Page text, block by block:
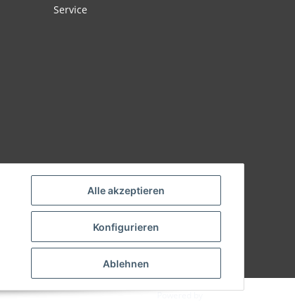
Alle akzeptieren
Konfigurieren
Ablehnen
Service